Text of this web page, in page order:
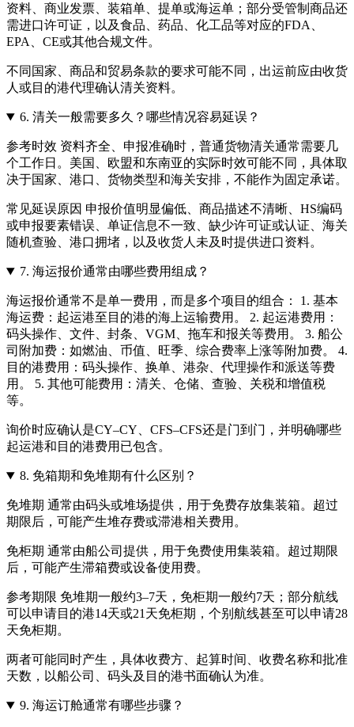
资料、商业发票、装箱单、提单或海运单；部分受管制商品还
需进口许可证，以及食品、药品、化工品等对应的FDA、
EPA、CE或其他合规文件。
不同国家、商品和贸易条款的要求可能不同，出运前应由收货
人或目的港代理确认清关资料。
6. 清关一般需要多久？哪些情况容易延误？
参考时效 资料齐全、申报准确时，普通货物清关通常需要几
个工作日。美国、欧盟和东南亚的实际时效可能不同，具体取
决于国家、港口、货物类型和海关安排，不能作为固定承诺。
常见延误原因 申报价值明显偏低、商品描述不清晰、HS编码
或申报要素错误、单证信息不一致、缺少许可证或认证、海关
随机查验、港口拥堵，以及收货人未及时提供进口资料。
7. 海运报价通常由哪些费用组成？
海运报价通常不是单一费用，而是多个项目的组合： 1. 基本
海运费：起运港至目的港的海上运输费用。 2. 起运港费用：
码头操作、文件、封条、VGM、拖车和报关等费用。 3. 船公
司附加费：如燃油、币值、旺季、综合费率上涨等附加费。 4.
目的港费用：码头操作、换单、港杂、代理操作和派送等费
用。 5. 其他可能费用：清关、仓储、查验、关税和增值税
等。
询价时应确认是CY–CY、CFS–CFS还是门到门，并明确哪些
起运港和目的港费用已包含。
8. 免箱期和免堆期有什么区别？
免堆期 通常由码头或堆场提供，用于免费存放集装箱。超过
期限后，可能产生堆存费或滞港相关费用。
免柜期 通常由船公司提供，用于免费使用集装箱。超过期限
后，可能产生滞箱费或设备使用费。
参考期限 免堆期一般约3–7天，免柜期一般约7天；部分航线
可以申请目的港14天或21天免柜期，个别航线甚至可以申请28
天免柜期。
两者可能同时产生，具体收费方、起算时间、收费名称和批准
天数，以船公司、码头及目的港书面确认为准。
9. 海运订舱通常有哪些步骤？